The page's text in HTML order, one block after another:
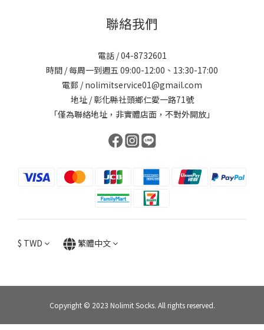
聯絡我們
電話 / 04-8732601
時間 / 每周一到週五 09:00-12:00、13:30-17:00
電郵 / nolimitservice01@gmail.com
地址 / 彰化縣社頭鄉仁愛一路71號
「僅為聯絡地址，非實體店面，不對外開放」
$ TWD 繁體中文
Copyright © 2023 Nolimit Socks. All rights reserved.